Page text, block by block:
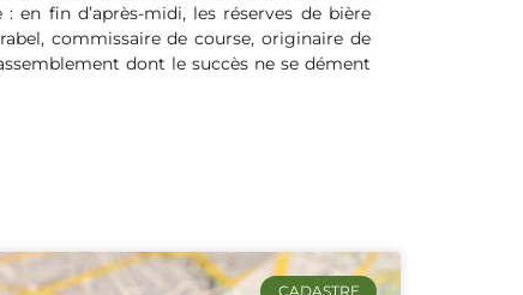
fin d’après-midi, les réserves de bière
commissaire de course, originaire de
dont le succès ne se dément
CADASTRE